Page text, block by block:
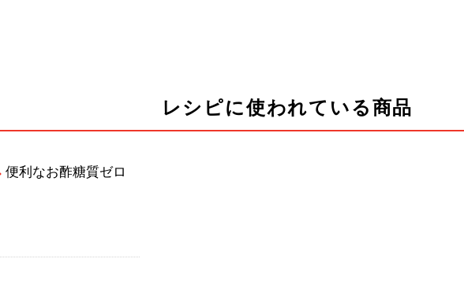
レシピに使われている商品
便利なお酢糖質ゼロ